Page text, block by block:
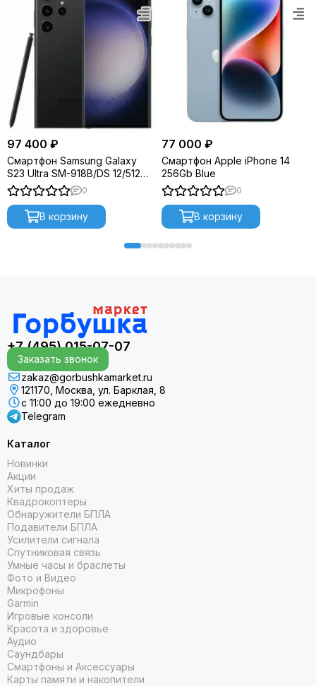
97 400 ₽
Смартфон Samsung Galaxy
S23 Ultra SM-918B/DS 12/512Gb
Phantom Black
0
В корзину
77 000 ₽
Смартфон Apple iPhone 14
256Gb Blue
0
В корзину
+7 (495) 015-07-07
Заказать звонок
zakaz@gorbushkamarket.ru
121170, Москва, ул. Барклая, 8
с 11:00 до 19:00 ежедневно
Telegram
Каталог
Новинки
Акции
Хиты продаж
Квадрокоптеры
Обнаружители БПЛА
Подавители БПЛА
Усилители сигнала
Спутниковая связь
Умные часы и браслеты
Фото и Видео
Микрофоны
Garmin
Игровые консоли
Красота и здоровье
Аудио
Саундбары
Смартфоны и Аксессуары
Карты памяти и накопители